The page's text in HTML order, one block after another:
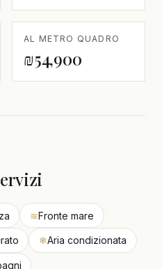
AL METRO QUADRO
₪54,900
≋Fronte mare
❄Aria condizionata